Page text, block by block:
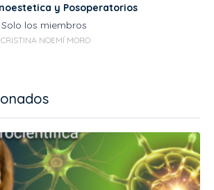
y Posoperatorios
Solo los miembros
CRISTINA NOEMÍ MORO